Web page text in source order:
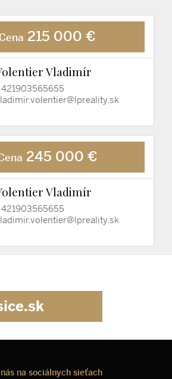
215 000 €
Vladimír
245 000 €
Vladimír
na sociálnych sieťach